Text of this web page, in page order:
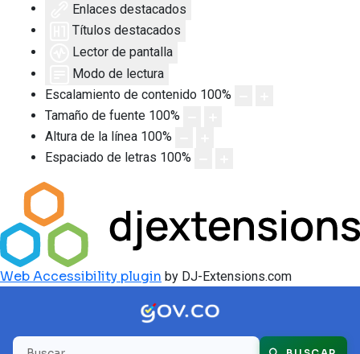
Enlaces destacados
Títulos destacados
Lector de pantalla
Modo de lectura
Escalamiento de contenido 100%
Tamaño de fuente 100%
Altura de la línea 100%
Espaciado de letras 100%
Web Accessibility plugin by DJ-Extensions.com
Buscar